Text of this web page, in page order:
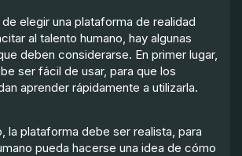
elegir una plataforma de realidad
al talento humano, hay algunas
deben considerarse. En primer lugar,
ser fácil de usar, para que los
aprender rápidamente a utilizarla.
la plataforma debe ser realista, para
pueda hacerse una idea de cómo